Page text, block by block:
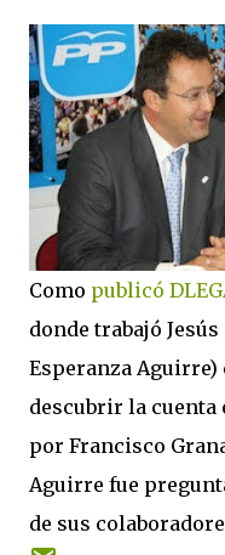
Como publicó
donde trabajó
Esperanza
descubrir la cuenta
por Francisco
Aguirre fue
de sus